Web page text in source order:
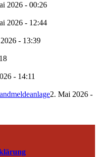
2026 - 00:26
2026 - 12:44
- 13:39
- 14:11
2. Mai 2026 -